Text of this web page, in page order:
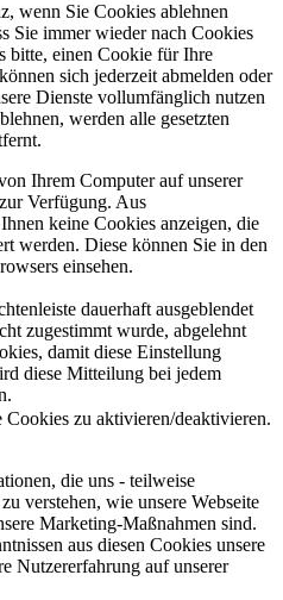
wenn Sie Cookies ablehnen
Sie immer wieder nach Cookies
bitte, einen Cookie für Ihre
sich jederzeit abmelden oder
Dienste vollumfänglich nutzen
werden alle gesetzten
Ihrem Computer auf unserer
Verfügung. Aus
keine Cookies anzeigen, die
werden. Diese können Sie in den
einsehen.
dauerhaft ausgeblendet
zugestimmt wurde, abgelehnt
damit diese Einstellung
diese Mitteilung bei jedem
zu aktivieren/deaktivieren.
die uns - teilweise
verstehen, wie unsere Webseite
Marketing-Maßnahmen sind.
aus diesen Cookies unsere
Nutzererfahrung auf unserer